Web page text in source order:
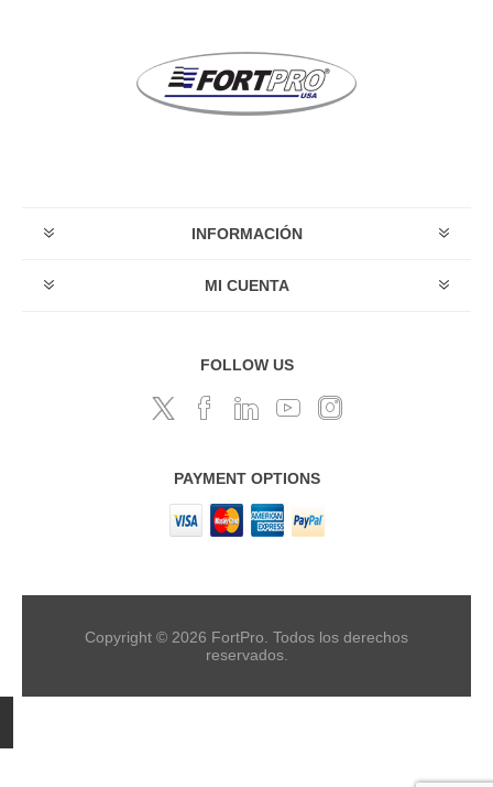
INFORMACIÓN
MI CUENTA
FOLLOW US
PAYMENT OPTIONS
Copyright © 2026 FortPro. Todos los derechos
reservados.